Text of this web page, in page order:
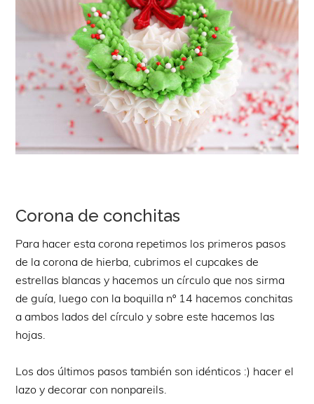
Corona de conchitas
Para hacer esta corona repetimos los primeros pasos
de la corona de hierba, cubrimos el cupcakes de
estrellas blancas y hacemos un círculo que nos sirma
de guía, luego con la boquilla nº 14 hacemos conchitas
a ambos lados del círculo y sobre este hacemos las
hojas.
Los dos últimos pasos también son idénticos :) hacer el
lazo y decorar con nonpareils.